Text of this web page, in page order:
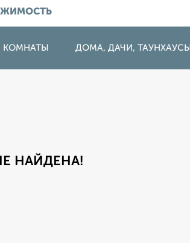
КОМНАТЫ ДОМА, ДАЧИ, ТАУНХАУСЫ
НАЙДЕНА!